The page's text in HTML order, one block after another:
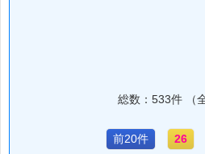
総数：533件 （
前20件 26